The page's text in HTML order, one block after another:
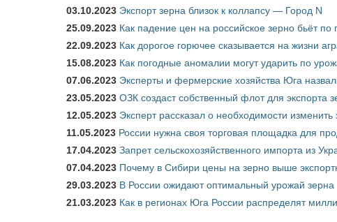
03.10.2023 Экспорт зерна близок к коллапсу — Город N
25.09.2023 Как падение цен на российское зерно бьёт
22.09.2023 Как дорогое горючее сказывается на жизни
15.08.2023 Как погодные аномалии могут ударить по
07.06.2023 Эксперты и фермерские хозяйства Юга
23.05.2023 ОЗК создаст собственный флот для экспорта
12.05.2023 Эксперт рассказал о необходимости
11.05.2023 России нужна своя торговая площадка для
17.04.2023 Запрет сельскохозяйственного импорта из
07.04.2023 Почему в Сибири цены на зерно выше
29.03.2023 В России ожидают оптимальный урожай зерна
21.03.2023 Как в регионах Юга России распределят